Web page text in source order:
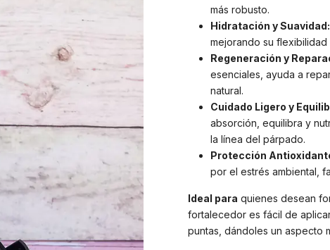
más robusto.
Hidratación y Suavidad:
mejorando su
Regeneración y
esenciales, ayuda a
natural.
Cuidado Ligero y
absorción, equilibra y
la línea del párpado.
Protección
por el estrés ambiental,
Ideal para quienes desean
fortalecedor es fácil de
puntas, dándoles un aspecto